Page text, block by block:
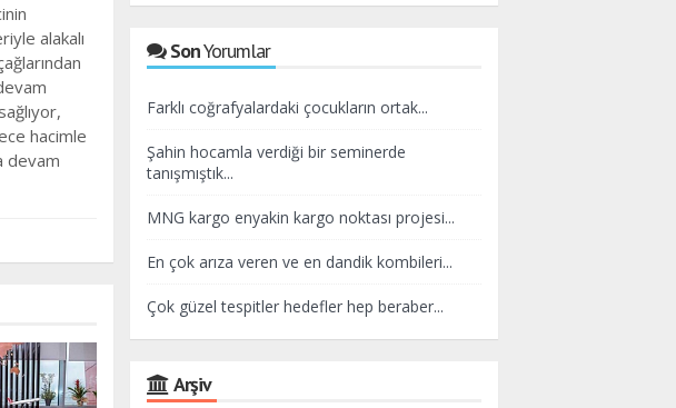
alakalı
hacimle
devam
SonYorumlar
Farklı coğrafyalardaki çocukların ortak...
Şahin hocamla verdiği bir seminerde
tanışmıştık...
MNG kargo enyakin kargo noktası projesi...
En çok arıza veren ve en dandik kombileri...
Çok güzel tespitler hedefler hep beraber...
Arşiv